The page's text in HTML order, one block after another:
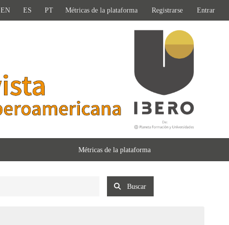
EN ES PT Métricas de la plataforma Registrarse Entrar
Métricas de la plataforma
Buscar